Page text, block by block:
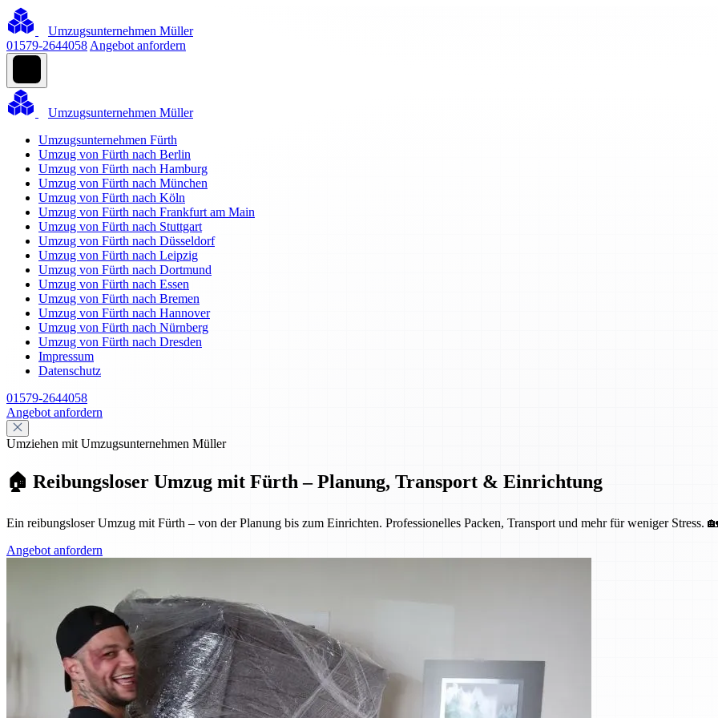
Umzugsunternehmen Müller
01579-2644058 Angebot anfordern
Umzugsunternehmen Müller
Umzugsunternehmen Fürth
Umzug von Fürth nach Berlin
Umzug von Fürth nach Hamburg
Umzug von Fürth nach München
Umzug von Fürth nach Köln
Umzug von Fürth nach Frankfurt am Main
Umzug von Fürth nach Stuttgart
Umzug von Fürth nach Düsseldorf
Umzug von Fürth nach Leipzig
Umzug von Fürth nach Dortmund
Umzug von Fürth nach Essen
Umzug von Fürth nach Bremen
Umzug von Fürth nach Hannover
Umzug von Fürth nach Nürnberg
Umzug von Fürth nach Dresden
Impressum
Datenschutz
01579-2644058
Angebot anfordern
Umziehen mit Umzugsunternehmen Müller
🏠 Reibungsloser Umzug mit Fürth – Planung, Transport & Einrichtung
Ein reibungsloser Umzug mit Fürth – von der Planung bis zum Einrichten. Professionelles Packen, Transport und mehr für weniger Stress.
Angebot anfordern